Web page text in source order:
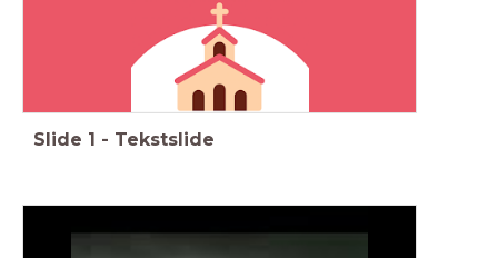
Slide 1 - Tekstslide